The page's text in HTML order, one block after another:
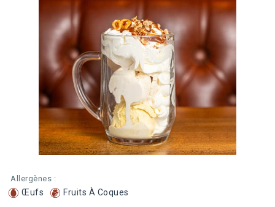
Allergènes :
Œufs Fruits À Coques